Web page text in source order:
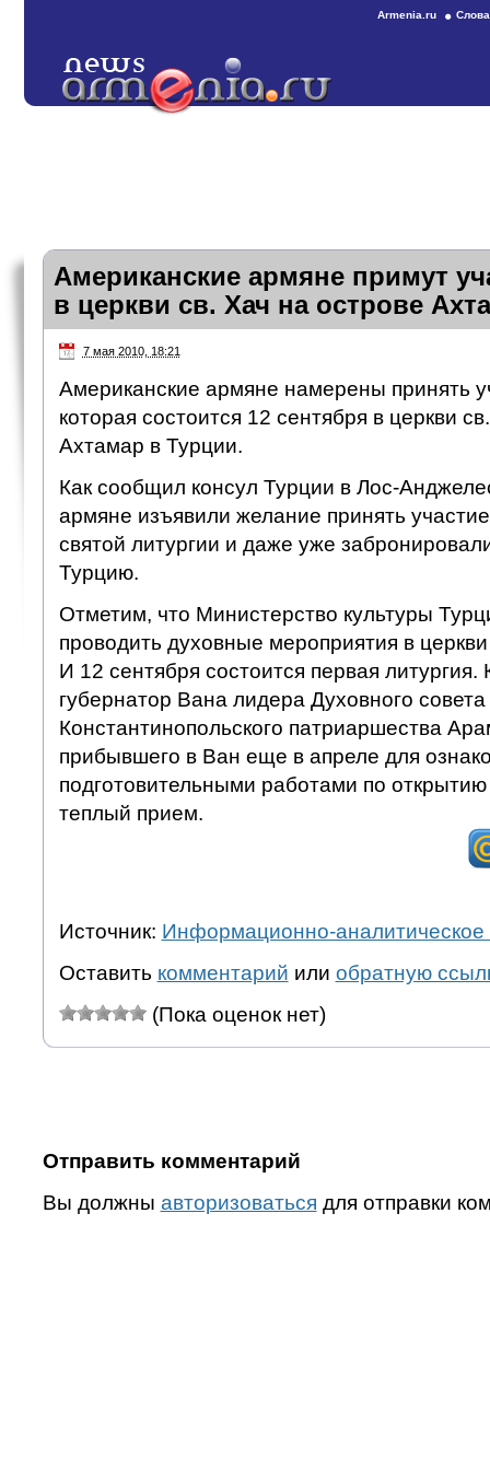
Armenia.ru
Американские армяне примут
в церкви св. Хач на острове
7 мая 2010, 18:21
Американские армяне намерены принять
которая состоится 12 сентября в церкви
Ахтамар в Турции.
Как сообщил консул Турции в Лос-
армяне изъявили желание принять
святой литургии и даже уже
Турцию.
Отметим, что Министерство культуры
проводить духовные мероприятия в
И 12 сентября состоится первая литургия.
губернатор Вана лидера Духовного совета
Константинопольского патриаршества
прибывшего в Ван еще в апреле для
подготовительными работами по
теплый прием.
Источник: Информационно-аналитическое
Оставить комментарий или обратную
(Пока оценок нет)
Отправить комментарий
Вы должны авторизоваться для отправки